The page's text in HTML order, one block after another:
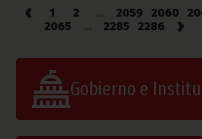
‹ 1 2 2059 2060
2065
2285 2286 ›
Gobierno e